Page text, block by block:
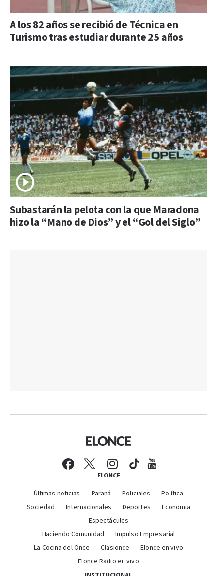
A los 82 años se recibió de Técnica en
Turismo tras estudiar durante 25 años
Subastarán la pelota con la que Maradona
hizo la “Mano de Dios” y el “Gol del Siglo”
ELONCE
Últimas noticias Paraná Policiales
Política
Sociedad
Internacionales Deportes
Economía
Espectáculos
Haciendo Comunidad
Impulso Empresarial
La Cocina del Once
Clasionce
Elonce en vivo
Elonce Radio en vivo